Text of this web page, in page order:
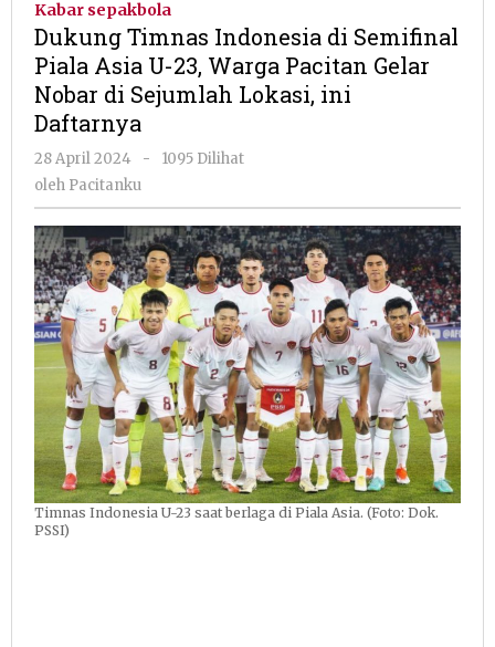
Semifinal
Piala
Asia
Warga
Gelar
Nobar
di
Sejumlah
Lokasi,
ini
Daftarnya
Kabar sepakbola
Dukung Timnas Indonesia di Semifinal
Piala Asia U-23, Warga Pacitan Gelar
Nobar di Sejumlah Lokasi, ini
Daftarnya
28 April 2024
oleh
-
1095 Dilihat
oleh Pacitanku
Timnas Indonesia U-23 saat berlaga di Piala Asia. (Foto: Dok.
PSSI)